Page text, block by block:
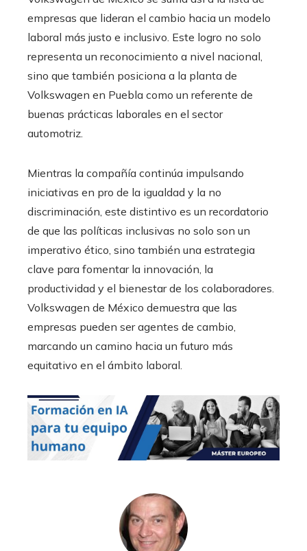
empresas que lideran el cambio hacia un modelo
laboral más justo e inclusivo. Este logro no solo
representa un reconocimiento a nivel nacional,
sino que también posiciona a la planta de
Volkswagen en Puebla como un referente de
buenas prácticas laborales en el sector
automotriz.
Mientras la compañía continúa impulsando
iniciativas en pro de la igualdad y la no
discriminación, este distintivo es un recordatorio
de que las políticas inclusivas no solo son un
imperativo ético, sino también una estrategia
clave para fomentar la innovación, la
productividad y el bienestar de los colaboradores.
Volkswagen de México demuestra que las
empresas pueden ser agentes de cambio,
marcando un camino hacia un futuro más
equitativo en el ámbito laboral.